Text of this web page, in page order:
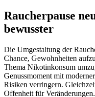
Raucherpause
bewusster
Die Umgestaltung der
Chance, Gewohnheiten
Thema Nikotinkonsum
Genussmoment mit
Risiken verringern.
Offenheit für Veränderungen.